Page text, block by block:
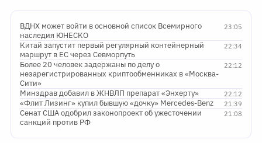
23:05
ВДНХ может войти в основной список Всемирного
наследия ЮНЕСКО
22:34
Китай запустит первый регулярный контейнерный
маршрут в ЕС через Севморпуть
22:12
Более 20 человек задержаны по делу о
незарегистрированных криптообменниках в «Москва-
Сити»
22:12
Минздрав добавил в ЖНВЛП препарат «Энхерту»
21:39
«Флит Лизинг» купил бывшую «дочку» Mercedes-Benz
21:08
Сенат США одобрил законопроект об ужесточении
санкций против РФ